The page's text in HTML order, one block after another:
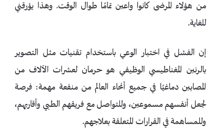
من هؤلاء المرضى كانوا واعين تمامًا طوال الوقت. وهذا يؤرقني
للغاية.
إن الفشل في اختبار الوعي باستخدام تقنيات مثل التصوير
بالرنين المغناطيسي الوظيفي هو حرمان لعشرات الآلاف من
المصابين دماغيًا في جميع أنحاء العالم من منفعة مهمة: فرصة
لجعل أنفسهم مسموعين، وللتواصل مع فريقهم الطبي وأقاربهم،
وللمساهمة في القرارات المتعلقة بعلاجهم.